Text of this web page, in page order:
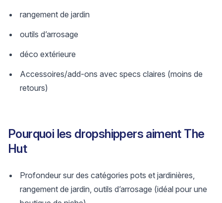
rangement de jardin
outils d’arrosage
déco extérieure
Accessoires/add-ons avec specs claires (moins de
retours)
Pourquoi les dropshippers aiment The
Hut
Profondeur sur des catégories pots et jardinières,
rangement de jardin, outils d’arrosage (idéal pour une